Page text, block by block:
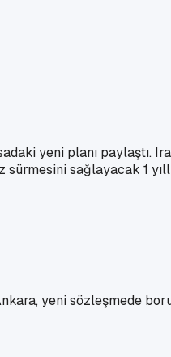
yeni planı paylaştı.
sağlayacak 1
yeni sözleşmede boru